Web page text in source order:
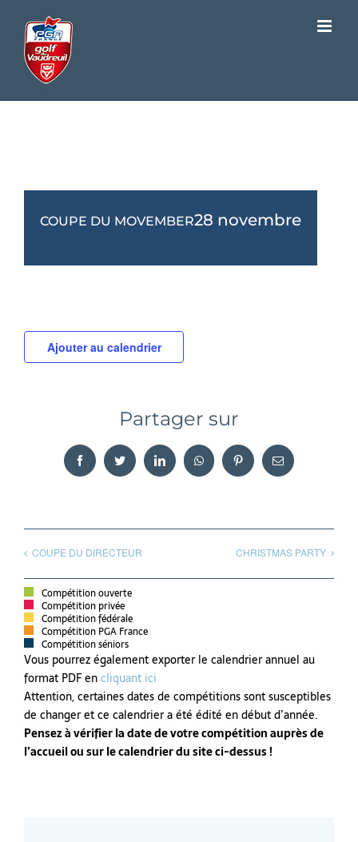
contenu
COUPE DU MOVEMBER28 novembre
Ajouter au calendrier
Partager sur
FacebookTwitter LinkedInWhatsAppPinterestEmail
COUPE DU DIRECTEUR CHRISTMAS PARTY
Compétition ouverte
Compétition privée
Compétition fédérale
Compétition PGA France
Compétition séniors
Vous pourrez également exporter le calendrier annuel au
format PDF encliquant ici
Attention, certaines dates de compétitions sont susceptibles
de changer et ce calendrier a été édité en début d’année.
Pensez à vérifier la date de votre compétition auprès de
l’accueil ou sur le calendrier du site ci-dessus !